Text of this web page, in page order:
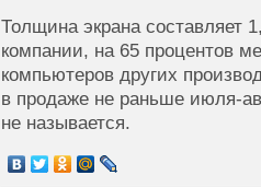
Толщина экрана составляет
компании, на 65 процентов
компьютеров других
в продаже не раньше июля-
не называется.